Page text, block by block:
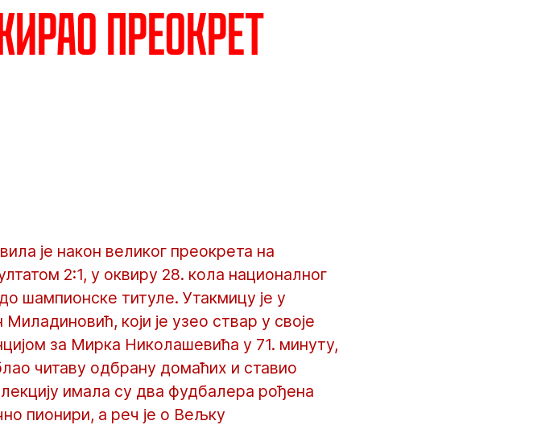
преокрет
је након великог преокрета на
2:1, у оквиру 28. кола националног
шампионске титуле. Утакмицу је у
који је узео ствар у своје
за Мирка Николашевића у 71. минуту,
читаву одбрану домаћих и ставио
имала су два фудбалера рођена
пионири, а реч је о Вељку